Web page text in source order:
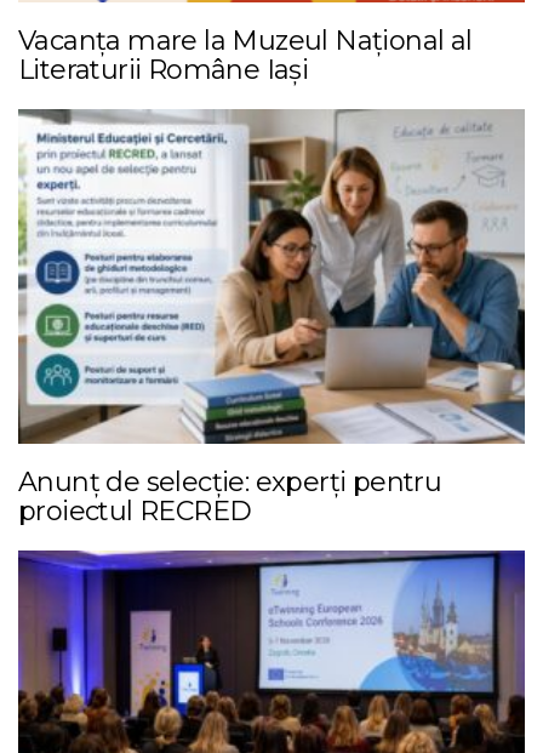
Vacanța mare la Muzeul Național al
Literaturii Române Iași
Anunț de selecție: experți pentru
proiectul RECRED